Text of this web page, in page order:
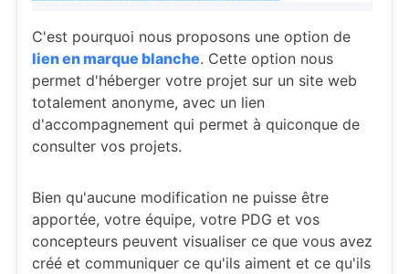
C'est pourquoi nous proposons une option de
lien en marque blanche. Cette option nous
permet d'héberger votre projet sur un site web
totalement anonyme, avec un lien
d'accompagnement qui permet à quiconque de
consulter vos projets.
Bien qu'aucune modification ne puisse être
apportée, votre équipe, votre PDG et vos
concepteurs peuvent visualiser ce que vous avez
créé et communiquer ce qu'ils aiment et ce qu'ils